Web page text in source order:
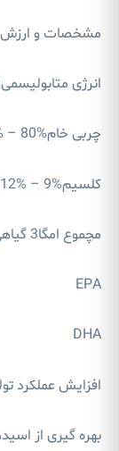
مشخصات و ارزش
انرژی متابولیسمی8Mcal/ Kg
چربی خام%80 – %85
کلسیم%9 – %12
مچموع امگا3 گیاهی %15 – %19
EPA
DHA
افزایش عملکرد
بهره گیری از